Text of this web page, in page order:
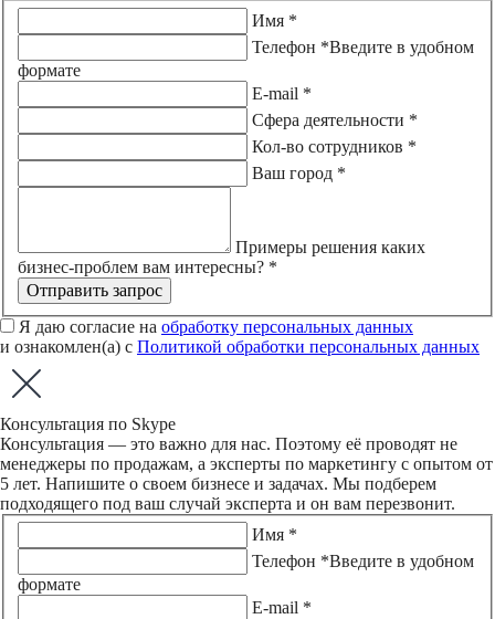
Имя *
Телефон *Введите в удобном
формате
E-mail *
Сфера деятельности *
Кол-во сотрудников *
Ваш город *
Примеры решения каких
бизнес-проблем вам интересны? *
Отправить запрос
Я даю согласие на обработку персональных данных
и ознакомлен(а) с Политикой обработки персональных данных
Консультация по Skype
Консультация — это важно для нас. Поэтому её проводят не
менеджеры по продажам, а эксперты по маркетингу с опытом от
5 лет. Напишите о своем бизнесе и задачах. Мы подберем
подходящего под ваш случай эксперта и он вам перезвонит.
Имя *
Телефон *Введите в удобном
формате
E-mail *